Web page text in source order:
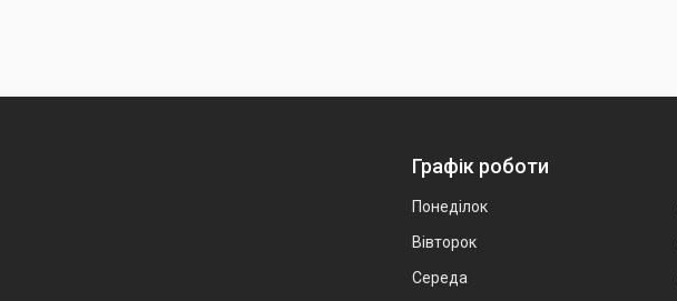
Графік роботи
Понеділок
Вівторок
Середа